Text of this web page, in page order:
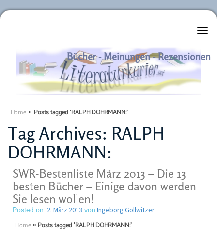
Literaturkurier.net
Bücher - Meinungen - Rezensionen
Home » Posts tagged 'RALPH DOHRMANN:'
Tag Archives: RALPH
DOHRMANN:
SWR-Bestenliste März 2013 – Die 13
besten Bücher – Einige davon werden
Sie lesen wollen!
Posted on 2. März 2013 von Ingeborg Gollwitzer
Home » Posts tagged 'RALPH DOHRMANN:'